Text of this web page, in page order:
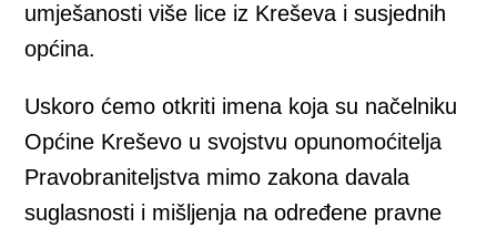
umješanosti više lice iz Kreševa i susjednih
općina.
Uskoro ćemo otkriti imena koja su načelniku
Općine Kreševo u svojstvu opunomoćitelja
Pravobraniteljstva mimo zakona davala
suglasnosti i mišljenja na određene pravne